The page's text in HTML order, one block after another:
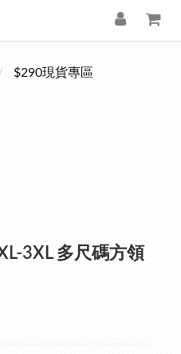
$290現貨專區
3XL 多尺碼方領